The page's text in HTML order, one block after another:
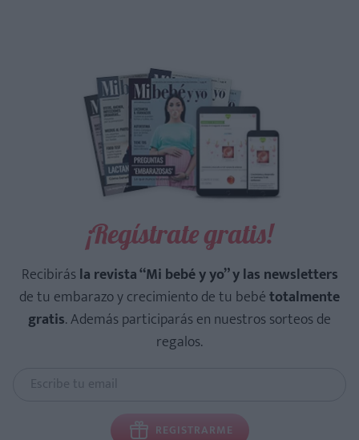
¡Regístrate gratis!
Recibirásla revista “Mi bebé y yo” y las newsletters
de tu embarazo y crecimiento de tu bebétotalmente
gratis. Además participarás en nuestros sorteos de
regalos.
REGISTRARME